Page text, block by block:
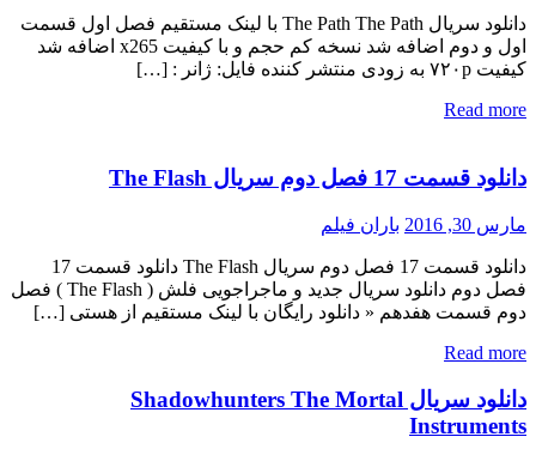
دانلود سریال The Path The Path با لینک مستقیم فصل اول قسمت
اول و دوم اضافه شد نسخه کم حجم و با کیفیت x265 اضافه شد
کیفیت ۷۲۰p به زودی منتشر کننده فایل: ژانر : […]
Read more
دانلود قسمت 17 فصل دوم سریال The Flash
مارس 30, 2016 باران فیلم
دانلود قسمت 17 فصل دوم سریال The Flash دانلود قسمت 17
فصل دوم دانلود سریال جدید و ماجراجویی فلش ( The Flash ) فصل
دوم قسمت هفدهم « دانلود رایگان با لینک مستقیم از هستی […]
Read more
دانلود سریال Shadowhunters The Mortal
Instruments